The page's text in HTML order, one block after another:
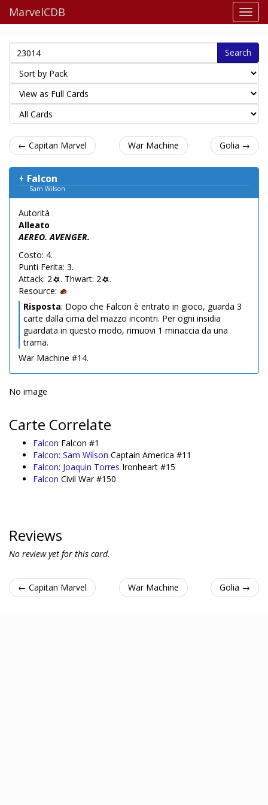
MarvelCDB
Search
← Capitan Marvel War Machine Golia →
Falcon
Sam Wilson
Autorità
Alleato
AEREO. AVENGER.
Costo: 4.
Punti Ferita: 3.
Attack: 2
. Thwart: 2
.
Resource:
Risposta: Dopo che Falcon è entrato in gioco, guarda 3
carte dalla cima del mazzo incontri. Per ogni insidia
guardata in questo modo, rimuovi 1 minaccia da una
trama.
War Machine #14.
No image
Carte Correlate
Falcon Falcon #1
Falcon: Sam Wilson Captain America #11
Falcon: Joaquin Torres Ironheart #15
Falcon Civil War #150
Reviews
No review yet for this card.
← Capitan Marvel War Machine Golia →